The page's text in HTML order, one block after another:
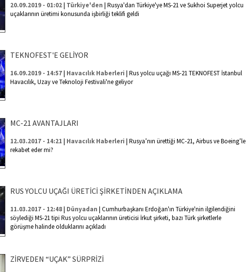
20.09.2019 - 01:02| Türkiye'den | Rusya'dan Türkiye'ye MS-21 ve Sukhoi Superjet yolcu
uçaklarının üretimi konusunda işbirliği teklifi geldi
TEKNOFEST'E GELİYOR
16.09.2019 - 14:57| Havacılık Haberleri | Rus yolcu uçağı MS-21 TEKNOFEST İstanbul
Havacılık, Uzay ve Teknoloji Festivali'ne geliyor
MC-21 AVANTAJLARI
12.03.2017 - 14:21 | Havacılık Haberleri | Rusya’nın ürettiği MC-21, Airbus ve Boeing’le
rekabet eder mi?
RUS YOLCU UÇAĞI ÜRETİCİ ŞİRKETİNDEN AÇIKLAMA
11.03.2017 - 12:48| Dünyadan | Cumhurbaşkanı Erdoğan'ın Türkiye'nin ilgilendiğini
söylediği MS-21 tipi Rus yolcu uçaklarının üreticisi İrkut şirketi, bazı Türk şirketlerle
görüşme halinde olduklarını açıkladı
ZİRVEDEN “UÇAK” SÜRPRİZİ